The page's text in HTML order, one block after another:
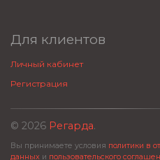
Для клиентов
Личный кабинет
Регистрация
© 2026 Регарда.
Вы принимаете условия политики в
данных и пользовательского